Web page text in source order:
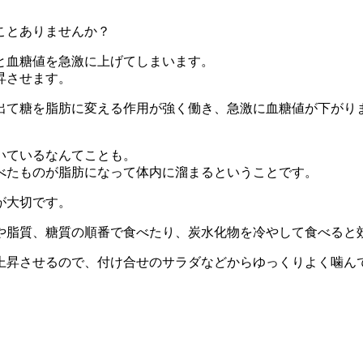
ありませんか？
糖値を急激に上げてしまいます。
せます。
糖を脂肪に変える作用が強く働き、急激に血糖値が下がり
いるなんてことも。
ものが脂肪になって体内に溜まるということです。
切です。
質、糖質の順番で食べたり、炭水化物を冷やして食べると
させるので、付け合せのサラダなどからゆっくりよく噛ん